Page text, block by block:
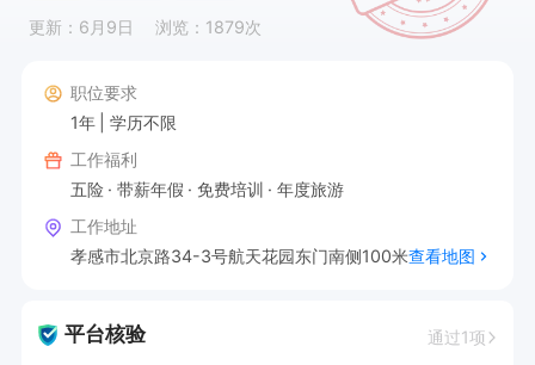
更新：6月9日
浏览：1879次
职位要求
1年
学历不限
工作福利
五险
带薪年假 免费培训
年度旅游
工作地址
孝感市北京路34-3号航天花园东门南侧100米查看地图
平台核验 通过1项